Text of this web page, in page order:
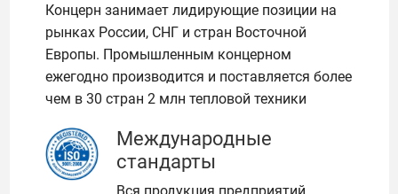
Концерн занимает лидирующие позиции на
рынках России, СНГ и стран Восточной
Европы. Промышленным концерном
ежегодно производится и поставляется более
чем в 30 стран 2 млн тепловой техники
Международные
стандарты
Вся продукция предприятий